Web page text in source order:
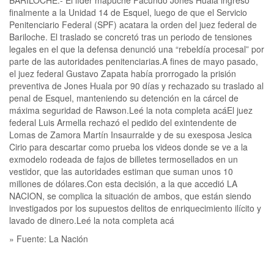
finalmente a la Unidad 14 de Esquel, luego de que el Servicio
Penitenciario Federal (SPF) acatara la orden del juez federal de
Bariloche. El traslado se concretó tras un periodo de tensiones
legales en el que la defensa denunció una “rebeldía procesal” por
parte de las autoridades penitenciarias.A fines de mayo pasado,
el juez federal Gustavo Zapata había prorrogado la prisión
preventiva de Jones Huala por 90 días y rechazado su traslado al
penal de Esquel, manteniendo su detención en la cárcel de
máxima seguridad de Rawson.Leé la nota completa acáEl juez
federal Luis Armella rechazó el pedido del exintendente de
Lomas de Zamora Martín Insaurralde y de su exesposa Jesica
Cirio para descartar como prueba los videos donde se ve a la
exmodelo rodeada de fajos de billetes termosellados en un
vestidor, que las autoridades estiman que suman unos 10
millones de dólares.Con esta decisión, a la que accedió LA
NACION, se complica la situación de ambos, que están siendo
investigados por los supuestos delitos de enriquecimiento ilícito y
lavado de dinero.Leé la nota completa acá
» Fuente: La Nación